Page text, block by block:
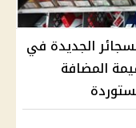
الجديدة في
المضافة